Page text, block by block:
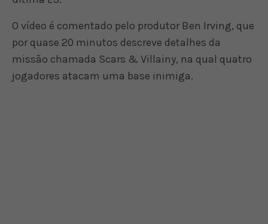
O vídeo é comentado pelo produtor Ben Irving, que
por quase 20 minutos descreve detalhes da
missão chamada Scars & Villainy, na qual quatro
jogadores atacam uma base inimiga.